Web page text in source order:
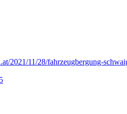
2021/11/28/fahrzeugbergung-